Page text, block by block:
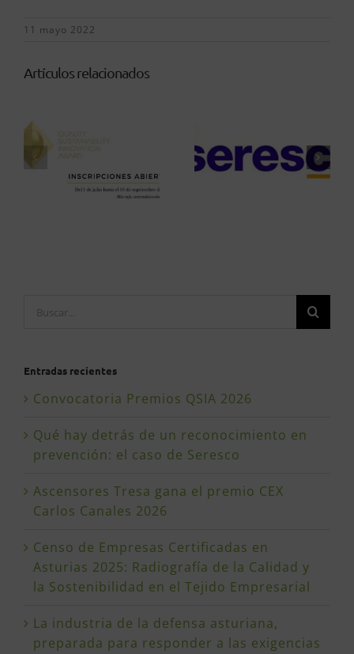
11 mayo 2022
Artículos relacionados
Entradas recientes
Convocatoria Premios QSIA 2026
Qué hay detrás de un reconocimiento en
prevención: el caso de Seresco
Ascensores Tresa gana el premio CEX
Carlos Canales 2026
Censo de Empresas Certificadas en
Asturias 2025: Radiografía de la Calidad y
la Sostenibilidad en el Tejido Empresarial
La industria de la defensa asturiana,
preparada para responder a las exigencias